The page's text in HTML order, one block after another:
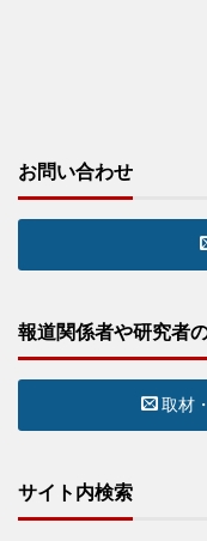
お問い合わせ
報道関係者や研究者
取材
サイト内検索